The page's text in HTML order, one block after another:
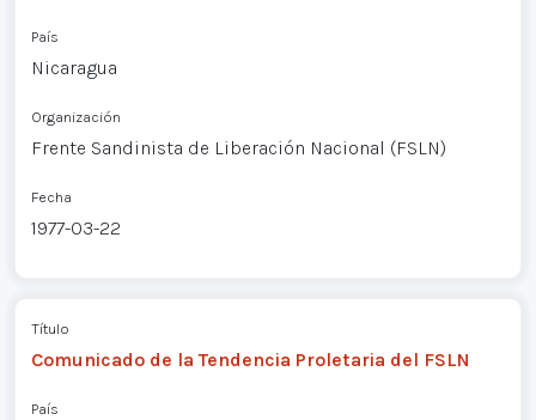
País
Nicaragua
Organización
Frente Sandinista de Liberación Nacional (FSLN)
Fecha
1977-03-22
Título
Comunicado de la Tendencia Proletaria del FSLN
País